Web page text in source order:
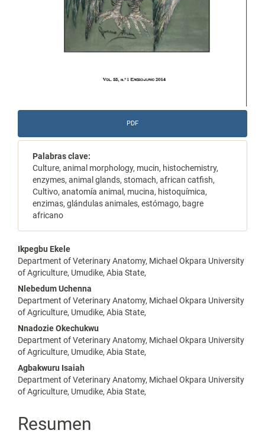
PDF
Palabras clave:
Culture, animal morphology, mucin, histochemistry,
enzymes, animal glands, stomach, african catfish,
Cultivo, anatomía animal, mucina, histoquímica,
enzimas, glándulas animales, estómago, bagre
africano
Contenido
principal
del
artículo
Ikpegbu Ekele
Department of Veterinary Anatomy, Michael Okpara University
of Agriculture, Umudike, Abia State,
Nlebedum Uchenna
Department of Veterinary Anatomy, Michael Okpara University
of Agriculture, Umudike, Abia State,
Nnadozie Okechukwu
Department of Veterinary Anatomy, Michael Okpara University
of Agriculture, Umudike, Abia State,
Agbakwuru Isaiah
Department of Veterinary Anatomy, Michael Okpara University
of Agriculture, Umudike, Abia State,
Resumen